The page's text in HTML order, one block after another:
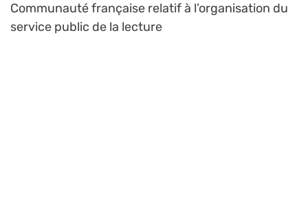
Communauté française relatif à l’organisation du
service public de la lecture